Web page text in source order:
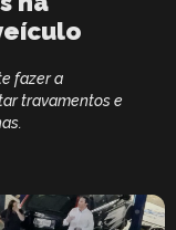
fazer a
travamentos e